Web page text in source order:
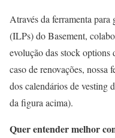
Através da ferramenta
(ILPs) do Basement,
evolução das stock
caso de renovações, nossa
dos calendários de vesting
da figura acima).
Quer entender melhor